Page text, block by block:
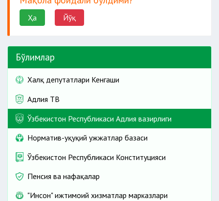
Ҳа Йўқ
Бўлимлар
Халқ депутатлари Кенгаши
Адлия ТВ
Ўзбекистон Республикаси Адлия вазирлиги
Норматив-ҳуқуқий ҳужжатлар базаси
Ўзбекистон Республикаси Конституцияси
Пенсия ва нафақалар
"Инсон" ижтимоий хизматлар марказлари